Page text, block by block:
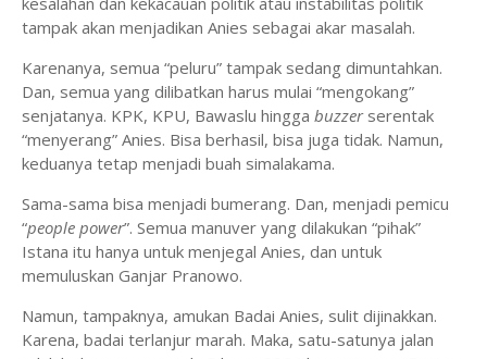
tampak akan menjadikan Anies sebagai akar masalah.
Karenanya, semua “peluru” tampak sedang dimuntahkan.
Dan, semua yang dilibatkan harus mulai “mengokang”
senjatanya. KPK, KPU, Bawaslu hingga buzzerserentak
“menyerang” Anies. Bisa berhasil, bisa juga tidak. Namun,
keduanya tetap menjadi buah simalakama.
Sama-sama bisa menjadi bumerang. Dan, menjadi pemicu
“people power”. Semua manuver yang dilakukan “pihak”
Istana itu hanya untuk menjegal Anies, dan untuk
memuluskan Ganjar Pranowo.
Namun, tampaknya, amukan Badai Anies, sulit dijinakkan.
Karena, badai terlanjur marah. Maka, satu-satunya jalan